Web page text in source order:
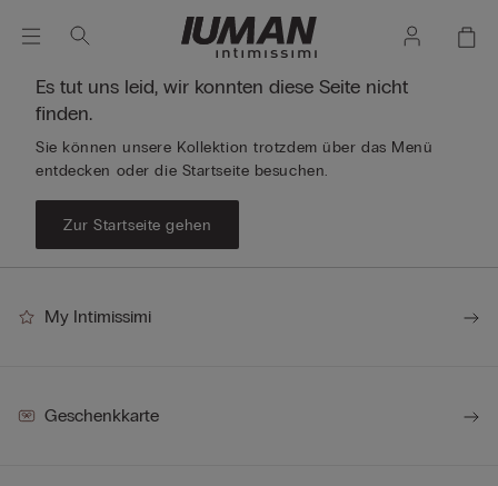
Es tut uns leid, wir konnten diese Seite nicht
finden.
Sie können unsere Kollektion trotzdem über das Menü
entdecken oder die Startseite besuchen.
Zur Startseite gehen
My Intimissimi
Geschenkkarte